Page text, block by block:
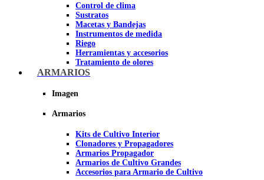
Control de clima
Sustratos
Macetas y Bandejas
Instrumentos de medida
Riego
Herramientas y accesorios
Tratamiento de olores
Insecticidas y fungicidas
Papel Reflectante para cultivo de
ARMARIOS
Imagen
Armarios
Kits de Cultivo Interior
Clonadores y Propagadores
Armarios Propagador
Armarios de Cultivo Grandes
Accesorios para Armario de Cultivo